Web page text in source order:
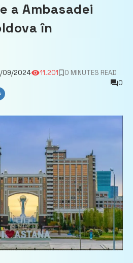
a Ambasadei
în
09/2024 11.201
0 MINUTES READ
0